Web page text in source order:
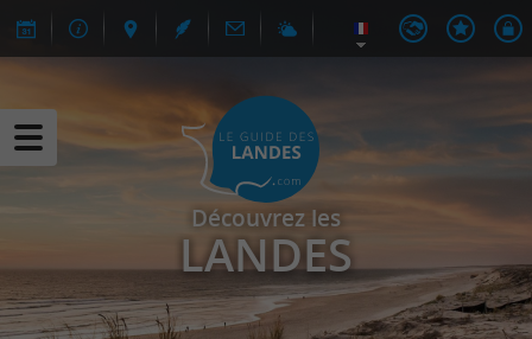
Découvrez les
LANDES